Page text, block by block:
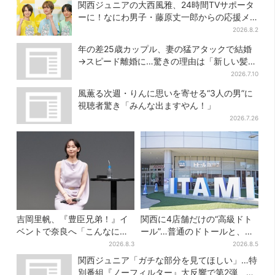
関西ジュニアの大西風雅、24時間TVサポータ
ーに！なにわ男子・藤原丈一郎からの応援メ
2026.8.2
年の差25歳カップル、妻の猛アタックで結婚
→スピード離婚に…驚きの理由は「新しい髪
2026.7.10
風薫る次週・りんに思いを寄せる“3人の男”に
視聴者驚き「みんな出ますやん！」
2026.7.26
吉岡里帆、『豊臣兄弟！』イ
ベントで奈良へ「こんなに楽
しんでもらえてうれしい」2026.8.3
関西に4店舗だけの“高級ドト
ール”…普通のドトールと、何
が違う？コーヒーは約2倍の
600円
2026.8.5
関西ジュニア「ガチな部分を見てほしい」…特
別番組『ノーフィルター』大反響で第2弾、7